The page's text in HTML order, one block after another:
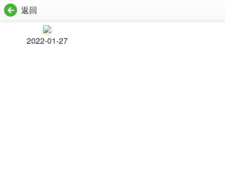
返回
2022-01-27